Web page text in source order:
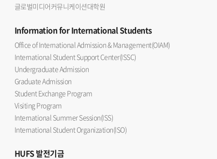
글로벌미디어커뮤니케이션대학원
Informationfor International Students
Office of International Admission & Management(OIAM)
International Student Support Center(ISSC)
Undergraduate Admission
Graduate Admission
Student Exchange Program
Visiting Program
International Summer Session(ISS)
International Student Organization(ISO)
HUFS발전기금